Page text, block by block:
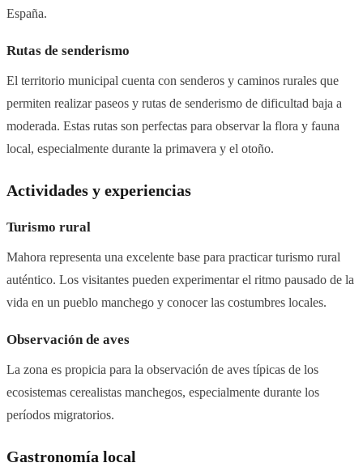
España.
Rutas de senderismo
El territorio municipal cuenta con senderos y caminos rurales que
permiten realizar paseos y rutas de senderismo de dificultad baja a
moderada. Estas rutas son perfectas para observar la flora y fauna
local, especialmente durante la primavera y el otoño.
Actividades y experiencias
Turismo rural
Mahora representa una excelente base para practicar turismo rural
auténtico. Los visitantes pueden experimentar el ritmo pausado de la
vida en un pueblo manchego y conocer las costumbres locales.
Observación de aves
La zona es propicia para la observación de aves típicas de los
ecosistemas cerealistas manchegos, especialmente durante los
períodos migratorios.
Gastronomía local